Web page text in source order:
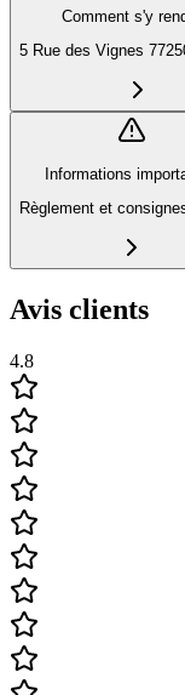
Comment s'y
5 Rue des Vignes
Informations
Règlement et
Avis clients
4.8